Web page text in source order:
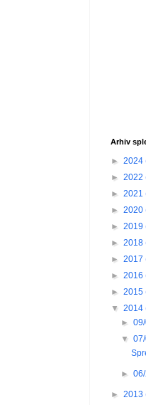
Arhiv
► 2024
► 2022
► 2021
► 2020
► 2019
► 2018
► 2017
► 2016
► 2015
▼ 2014
►
▼
►
► 2013